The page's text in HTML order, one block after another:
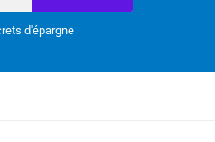
d'épargne